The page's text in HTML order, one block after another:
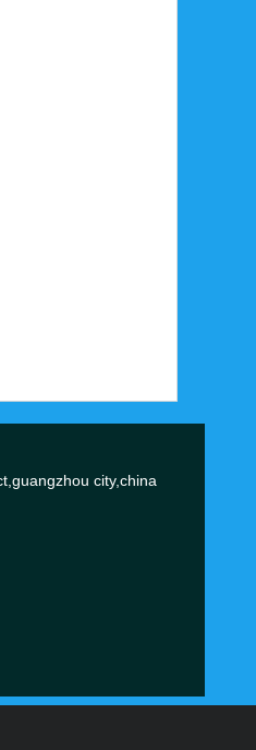
city,china